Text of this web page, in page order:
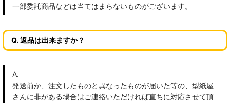
一部委託商品などは当てはまらないものがございます。
Q. 返品は出来ますか？
A.
発送前か、注文したものと異なったものが届いた等の、型紙屋
さんに非がある場合はご連絡いただければ直ちに対応させて頂